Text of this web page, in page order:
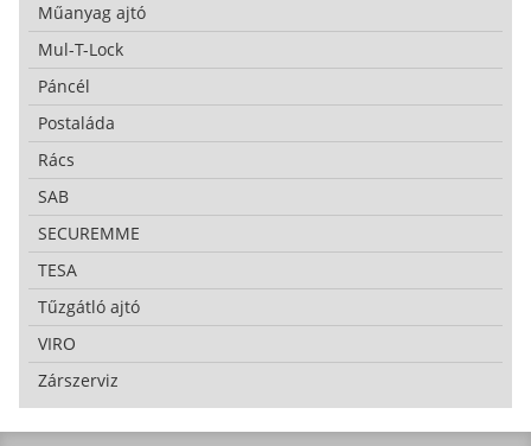
Műanyag ajtó
Mul-T-Lock
Páncél
Postaláda
Rács
SAB
SECUREMME
TESA
Tűzgátló ajtó
VIRO
Zárszerviz